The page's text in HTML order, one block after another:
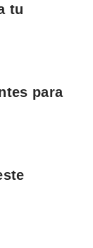
tu
para